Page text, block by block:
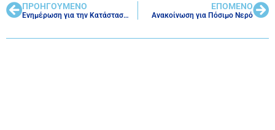
ΠΡΟΗΓΟΥΜΕΝΟ
Ενημέρωση για την Κατάσταση του Δικτύου Ύδρευσης
ΕΠΟΜΕΝΟ
Ανακοίνωση για Πόσιμο Νερό